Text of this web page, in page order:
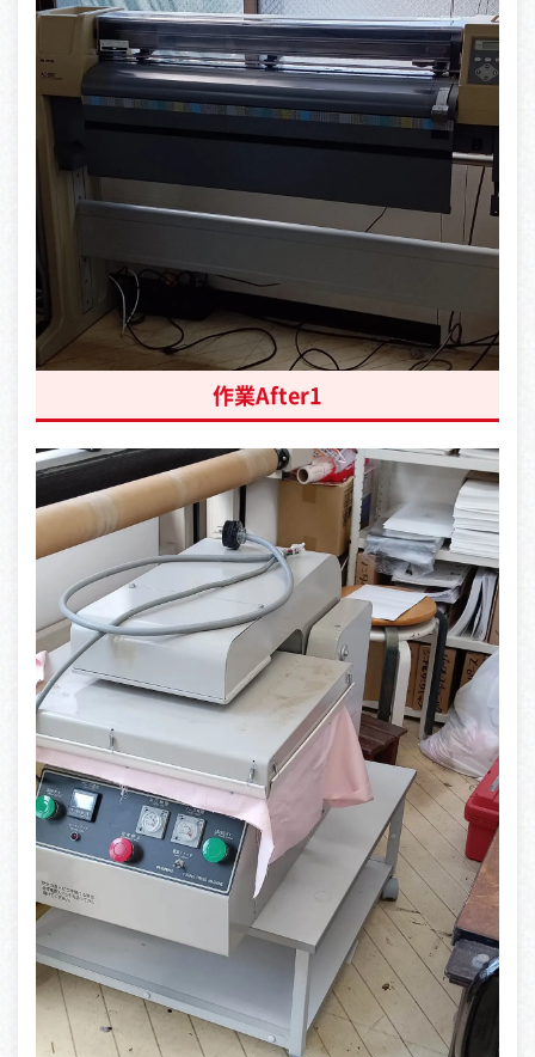
作業After1